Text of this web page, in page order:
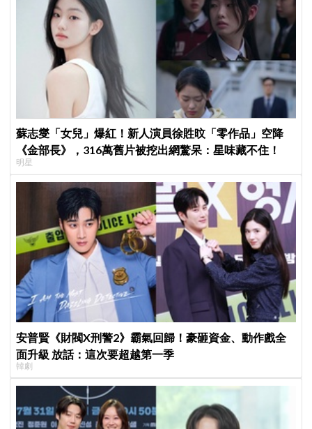
蘇志燮「女兒」爆紅！新人演員徐貹旼「零作品」空降
《金部長》，316萬舊片被挖出網驚呆：星味藏不住！
明星
安普賢《財閥X刑警2》霸氣回歸！豪砸資金、動作戲全
面升級 放話：這次要超越第一季
韓劇